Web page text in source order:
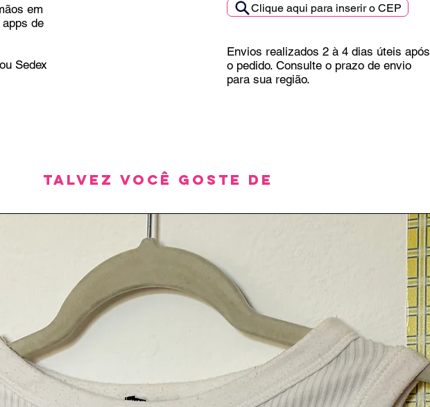
em
de
Sedex
Clique aqui para inserir o CEP
Envios realizados 2 à 4 dias úteis após
o pedido. Consulte o prazo de envio
para sua região.
Talvez você goste de